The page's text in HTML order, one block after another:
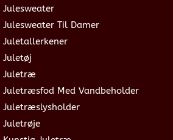
Julesweater
Julesweater Til Damer
Juletallerkener
Juletøj
Juletræ
Juletræsfod Med Vandbeholder
Juletræslysholder
Juletrøje